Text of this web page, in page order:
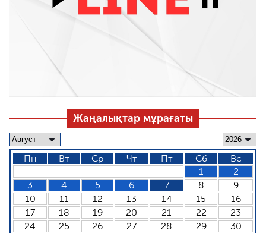
Жаңалықтар мұрағаты
Пн Вт Ср Чт Пт Сб
Вс
1
2
3
4 5 6 7 8
9
10
11 12 13 14 15
16
17
18 19 20 21 22
23
24
25 26 27 28 29
30